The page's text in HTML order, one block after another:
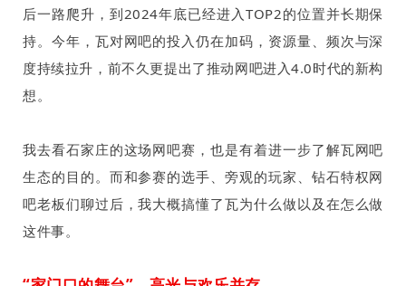
后一路爬升，到2024年底已经进入TOP2的位置并长期保
持。今年，瓦对网吧的投入仍在加码，资源量、频次与深
度持续拉升，前不久更提出了推动网吧进入4.0时代的新构
想。
我去看石家庄的这场网吧赛，也是有着进一步了解瓦网吧
生态的目的。而和参赛的选手、旁观的玩家、钻石特权网
吧老板们聊过后，我大概搞懂了瓦为什么做以及在怎么做
这件事。